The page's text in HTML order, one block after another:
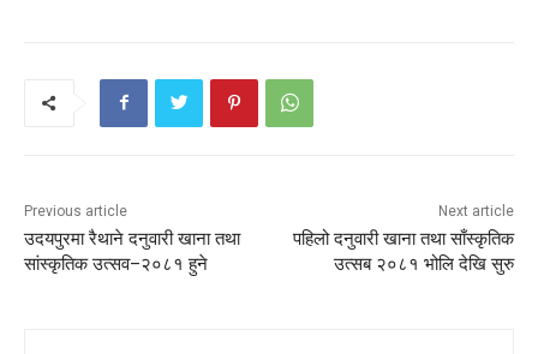
Previous article
उदयपुरमा रैथाने दनुवारी खाना तथा
सांस्कृतिक उत्सव–२०८१ हुने
Next article
पहिलो दनुवारी खाना तथा साँस्कृतिक
उत्सब २०८१ भोलि देखि सुरु